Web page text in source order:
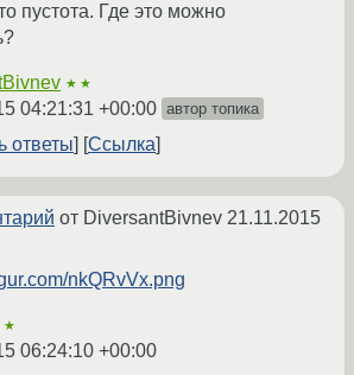
пустота. Где это можно
★★
04:21:31 +00:00 автор топика
ответы Ссылка
от DiversantBivnev 21.11.2015
nkQRvVx.png
06:24:10 +00:00